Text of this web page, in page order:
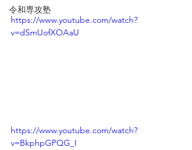
令和専攻塾
https://www.youtube.com/watch?
v=dSmUofXOAaU
https://www.youtube.com/watch?
v=BkphpGPQG_I